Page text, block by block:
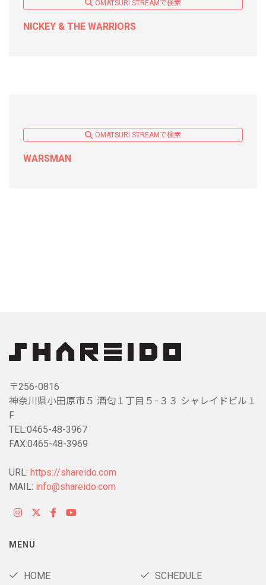
OMATSURI STREAMで検索
NICKEY & THE WARRIORS
OMATSURI STREAMで検索
WARSMAN
〒256-0816
神奈川県小田原市５ 酒匂１丁目５−３３ シャレイドビル１
F
TEL:0465-48-3967
FAX:0465-48-3969
URL: https://shareido.com
MAIL: info@shareido.com
MENU
HOME SCHEDULE